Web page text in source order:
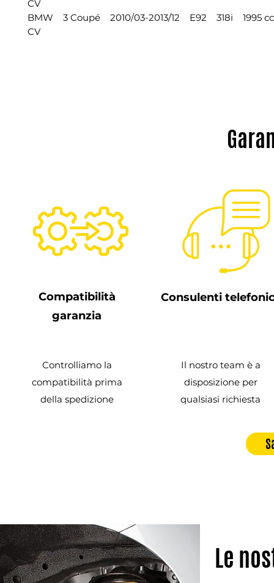
CV
BMW 3 Coupé 2010/03-2013/12 E92 318i 1995 cc,
CV
Compatibilità
garanzia
Controlliamo la
compatibilità prima
della spedizione
Consulenti
Il nostro team è a
disposizione per
qualsiasi richiesta
Le